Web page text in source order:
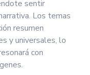
sentir
Los temas
resumen
y universales, lo
con